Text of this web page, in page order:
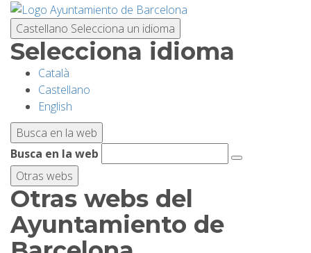
Castellano Selecciona un idioma
Selecciona idioma
Català
Castellano
English
Busca en la web
Busca en la web
Otras webs
Otras webs del
Ayuntamiento de
Pasar
contenido
principal
PLANIFICA TU VISITA
BIODIVERSIDAD
ACTIVIDADES
ESCUELAS